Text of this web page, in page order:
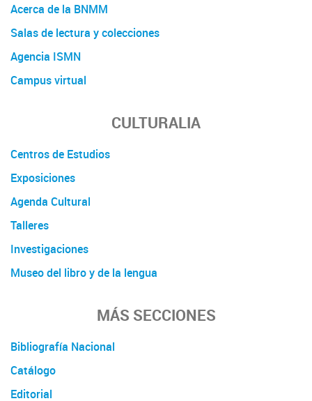
Acerca de la BNMM
Salas de lectura y colecciones
Agencia ISMN
Campus virtual
CULTURALIA
Centros de Estudios
Exposiciones
Agenda Cultural
Talleres
Investigaciones
Museo del libro y de la lengua
MÁS SECCIONES
Bibliografía Nacional
Catálogo
Editorial